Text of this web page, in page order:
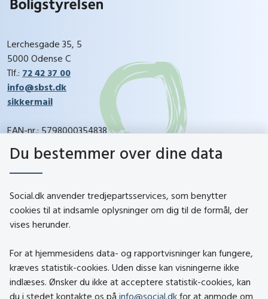
Lerchesgade 35, 5
5000 Odense C
Tlf.: 72 42 37 00
info@sbst.dk
sikkermail
EAN-nr.: 5798000354838
CVR-nr.: 26144698
Kontakt
About social.dk
Tilgængelighedserklæring
Du bestemmer over dine data
Social.dk anvender tredjepartsservices, som benytter
cookies til at indsamle oplysninger om dig til de formål, der
vises herunder.
For at hjemmesidens data- og rapportvisninger kan fungere,
kræves statistik-cookies. Uden disse kan visningerne ikke
indlæses. Ønsker du ikke at acceptere statistik-cookies, kan
du i stedet kontakte os på info@social.dk for at anmode om